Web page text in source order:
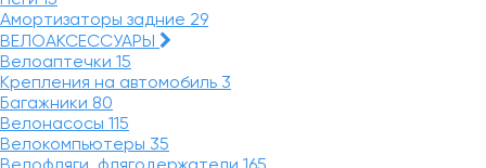
Амортизаторы задние 29
ВЕЛОАКСЕССУАРЫ
Велоаптечки 15
Крепления на автомобиль 3
Багажники 80
Велонасосы 115
Велокомпьютеры 35